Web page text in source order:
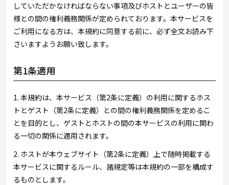
していただかなければならない事項及びホストとユーザーの皆
様との間の権利義務関係が定められております。本サービスを
ご利用になる方は、本規約に同意する前に、必ず全文お読み下
さいますようお願い致します。
第1条適用
1. 本規約は、本サービス（第2条に定義）の利用に関するホス
トとゲスト（第2条に定義）との間の権利義務関係を定めるこ
とを目的とし、ゲストとホストの間の本サービスの利用に関わ
る一切の関係に適用されます。
2. ホストが本ウェブサイト（第2条に定義）上で随時掲載する
本サービスに関するルール、諸規定等は本規約の一部を構成す
るものとします。